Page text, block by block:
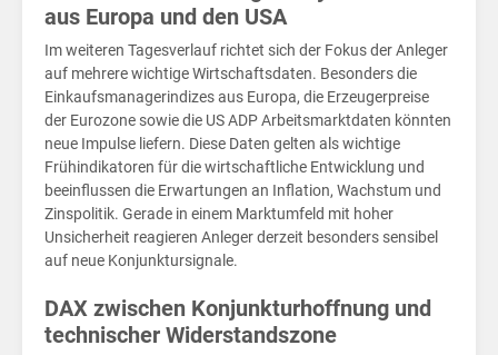
aus Europa und den USA
Im weiteren Tagesverlauf richtet sich der Fokus der Anleger
auf mehrere wichtige Wirtschaftsdaten. Besonders die
Einkaufsmanagerindizes aus Europa, die Erzeugerpreise
der Eurozone sowie die US ADP Arbeitsmarktdaten könnten
neue Impulse liefern. Diese Daten gelten als wichtige
Frühindikatoren für die wirtschaftliche Entwicklung und
beeinflussen die Erwartungen an Inflation, Wachstum und
Zinspolitik. Gerade in einem Marktumfeld mit hoher
Unsicherheit reagieren Anleger derzeit besonders sensibel
auf neue Konjunktursignale.
DAX zwischen Konjunkturhoffnung und
technischer Widerstandszone